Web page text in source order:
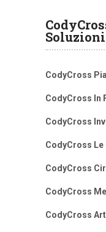
Soluzioni
CodyCross
CodyCross In
CodyCross
CodyCross
CodyCross
CodyCross
CodyCross